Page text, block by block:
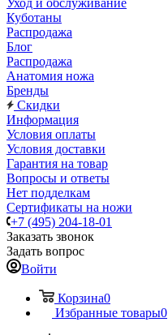
Уход и обслуживание
Куботаны
Распродажа
Блог
Распродажа
Анатомия ножа
Бренды
Скидки
Информация
Условия оплаты
Условия доставки
Гарантия на товар
Вопросы и ответы
Нет подделкам
Сертификаты на ножи
+7 (495) 204-18-01
Заказать звонок
Задать вопрос
Войти
Корзина0
Избранные товары0